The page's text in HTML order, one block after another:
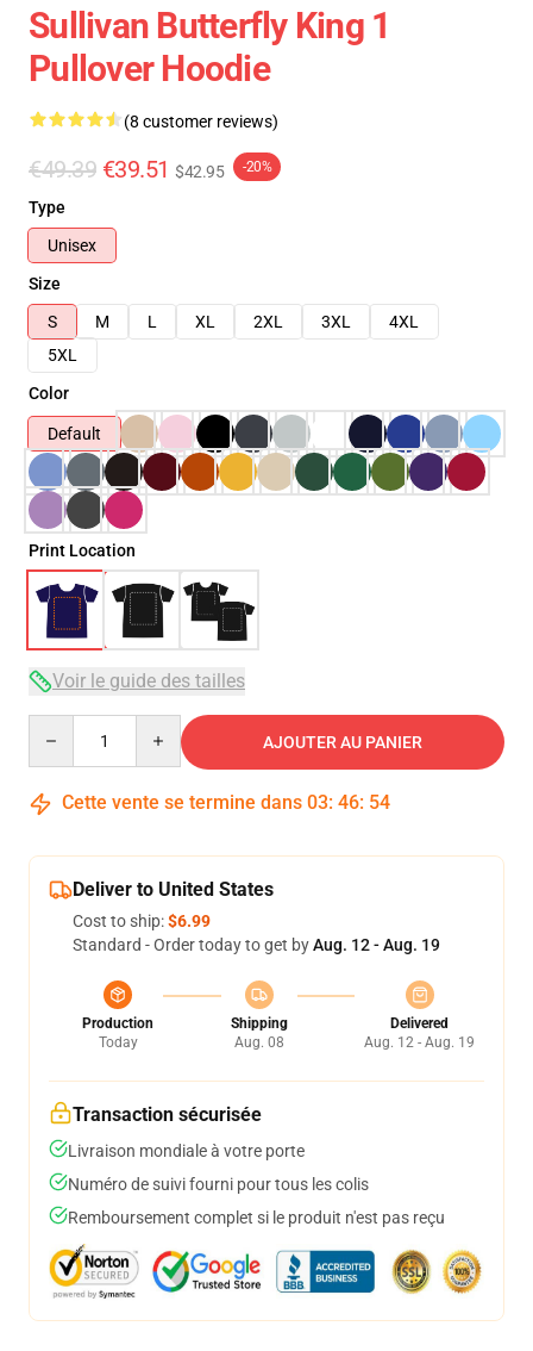
Sullivan Butterfly King 1
Pullover Hoodie
(8 customer reviews)
€49.39 €39.51 $42.95 -20%
Type
Unisex
Size
S
M L XL 2XL 3XL
4XL
5XL
Color
Default
Print Location
Voir le guide des tailles
AJOUTER AU PANIER
Cette vente se termine dans 03: 46: 54
Deliver to United States
Cost to ship:$6.99
Standard - Order today to get byAug. 12 - Aug. 19
Production
Today
Shipping
Aug. 08
Delivered
Aug. 12 - Aug. 19
Transaction sécurisée
Livraison mondiale à votre porte
Numéro de suivi fourni pour tous les colis
Remboursement complet si le produit n'est pas reçu